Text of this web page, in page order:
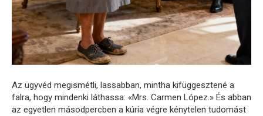
Az ügyvéd megismétli, lassabban, mintha kifüggesztené a
falra, hogy mindenki láthassa: «Mrs. Carmen López.» És abban
az egyetlen másodpercben a kúria végre kénytelen tudomást